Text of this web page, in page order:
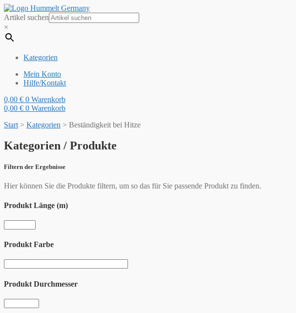
Artikel suchen
×
Kategorien
Mein Konto
Hilfe/Kontakt
0,00 € 0 Warenkorb
0,00 € 0 Warenkorb
Start > Kategorien > Beständigkeit bei Hitze
Kategorien / Produkte
Filtern der Ergebnisse
Hier können Sie die Produkte filtern, um so das für Sie passende Produkt zu finden.
Produkt Länge (m)
Produkt Farbe
Produkt Durchmesser